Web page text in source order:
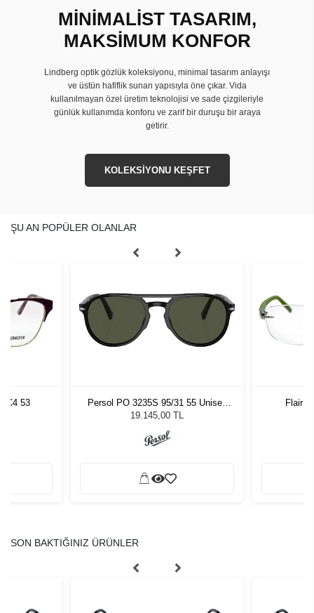
MİNİMALİST TASARIM,
MAKSİMUM KONFOR
Lindberg optik gözlük koleksiyonu, minimal tasarım anlayışı
ve üstün hafiflik sunan yapısıyla öne çıkar. Vida
kullanılmayan özel üretim teknolojisi ve sade çizgileriyle
günlük kullanımda konforu ve zarif bir duruşu bir araya
getirir.
KOLEKSİYONU KEŞFET
ŞU AN POPÜLER OLANLAR
C4 53
Persol PO 3235S 95/31 55 Unisex
Güneş Gözlüğü
19.145,00 TL
Flair
SON BAKTIĞINIZ ÜRÜNLER